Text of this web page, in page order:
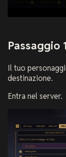
Passaggio
Il tuo
destinazione.
Entra nel server.